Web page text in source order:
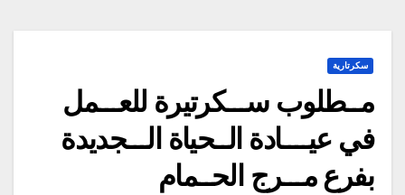
سكرتارية
مــطلوب ســـكرتيرة للعـــمل
في عيــــادة الــحياة الـــجديدة
بفرع مـــرج الحــمام